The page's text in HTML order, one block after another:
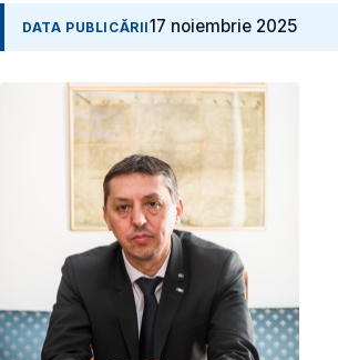
DATA PUBLICĂRII17 noiembrie 2025